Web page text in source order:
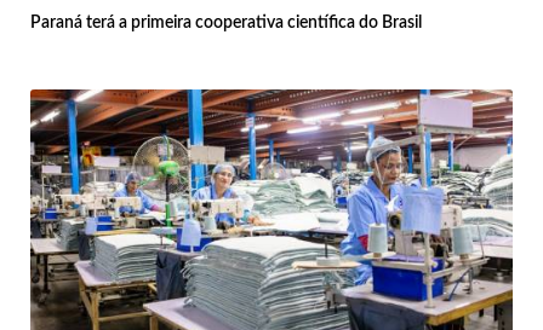
Paraná terá a primeira cooperativa científica do Brasil